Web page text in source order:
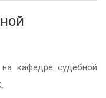
на кафедре судебной